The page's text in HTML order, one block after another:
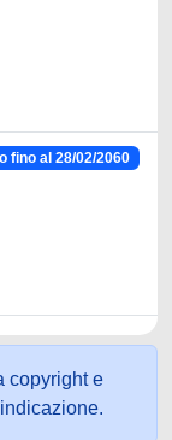
fino al 28/02/2060
copyright e